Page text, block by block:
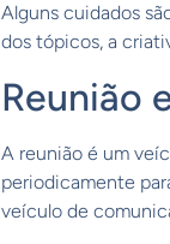
Alguns cuidados
dos tópicos, a
Reunião
A reunião é um
periodicamente
veículo de